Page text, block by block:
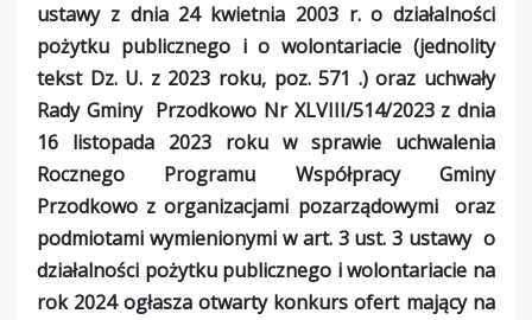
ustawy z dnia 24 kwietnia 2003 r. o działalności
pożytku publicznego i o wolontariacie (jednolity
tekst Dz. U. z 2023 roku, poz. 571 .) oraz uchwały
Rady Gminy Przodkowo Nr XLVIII/514/2023 z dnia
16 listopada 2023 roku w sprawie uchwalenia
Rocznego Programu Współpracy Gminy
Przodkowo z organizacjami pozarządowymi oraz
podmiotami wymienionymi w art. 3 ust. 3 ustawy o
działalności pożytku publicznego i wolontariacie na
rok 2024 ogłasza otwarty konkurs ofert mający na